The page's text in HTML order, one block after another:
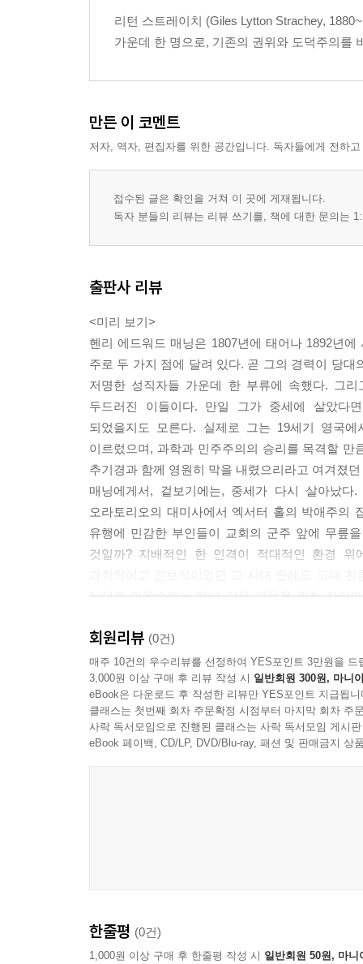
리턴 스트레이치 (Giles Lytton Strachey,
가운데 한 명으로, 기존의 권위와 도덕주의를
만든 이 코멘트
저자, 역자, 편집자를 위한 공간입니다. 독자들에게 전하
접수된 글은 확인을 거쳐 이 곳에 게재됩니다.
독자 분들의 리뷰는 리뷰 쓰기를, 책에 대한 문의는
출판사 리뷰
<미리 보기>
헨리 에드워드 매닝은 1807년에 태어나 1892년
주로 두 가지 점에 달려 있다. 곧 그의 경력이 당
저명한 성직자들 가운데 한 부류에 속했다. 그
두드러진 이들이다. 만일 그가 중세에 살았다
되었을지도 모른다. 실제로 그는 19세기 영국
이르렀으며, 과학과 민주주의의 승리를 목격할
추기경과 함께 영원히 막을 내렸으리라고 여겨졌
매닝에게서, 겉보기에는, 중세가 다시 살아났
오라토리오의 대미사에서 엑서터 홀의 박애주의
유행에 민감한 부인들이 교회의 군주 앞에 무릎
것일까? 지배적인 한 인격이 적대적인 환경 위
시대의 마음속에는 매닝 같은 인물을 위한 자리
된 것도 공로라기보다 능숙하게 맨 앞줄로 미끄
투쟁들, 어떤 정황과 성격의 결합에 의해 이 노인
기이한 이야기의 복잡성을 조금 더 자세히 들여다
***
의심할 여지 없이, 매닝의 경력사에서 가장 두
바뀌든, 그 사람의 강력한 정신은 조금도 낙담하
"지금까지 반짝이는 빅토리아 제국을 경건하게 감
때 그 불경함에 크게 웃었고, 저자의 날카로운 문
회원리뷰 (0건)
매주 10건의 우수리뷰를 선정하여 YES포인트 3만원을 드
3,000원 이상 구매 후 리뷰 작성 시 일반회원 300원, 마니
eBook은 다운로드 후 작성한 리뷰만 YES포인트 지급됩니
클래스는 첫번째 회차 주문확정 시점부터 마지막 회차 주
사락 독서모임으로 진행된 클래스는 사락 독서모임 게시
eBook 페이백, CD/LP, DVD/Blu-ray, 패션 및 판매금지 상
한줄평 (0건)
1,000원 이상 구매 후 한줄평 작성 시 일반회원 50원, 마니